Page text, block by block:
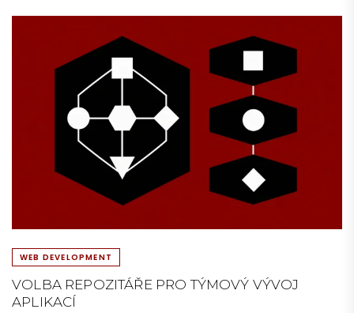
WEB DEVELOPMENT
VOLBA REPOZITÁŘE PRO TÝMOVÝ VÝVOJ
APLIKACÍ